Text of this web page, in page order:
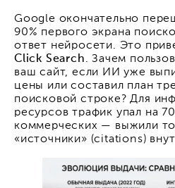
Google окончательно
90% первого экрана
ответ нейросети. Это
Click Search. Зачем
ваш сайт, если ИИ уже
цены или составил план
поисковой строке? Для
ресурсов трафик упал на
коммерческих — выжили
«источники» (citations)